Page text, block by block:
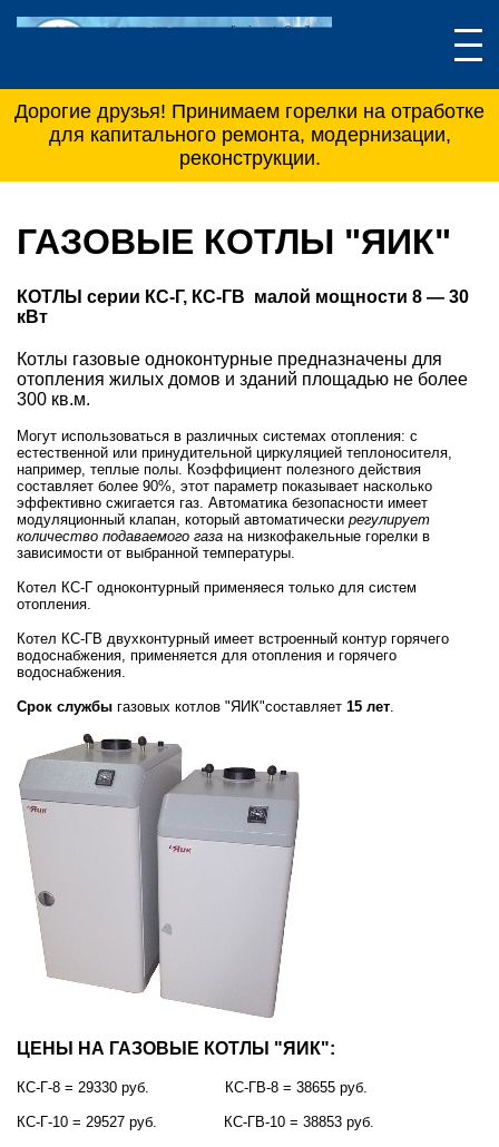
Дорогие друзья! Принимаем горелки на отработке
для капитального ремонта, модернизации,
реконструкции.
ГАЗОВЫЕ КОТЛЫ "ЯИК"
КОТЛЫ серии КС-Г, КС-ГВ малой мощности 8 — 30
кВт
Котлы газовые одноконтурные предназначены для
отопления жилых домов и зданий площадью не более
300 кв.м.
Могут использоваться в различных системах отопления: с
естественной или принудительной циркуляцией теплоносителя,
например, теплые полы. Коэффициент полезного действия
составляет более 90%, этот параметр показывает насколько
эффективно сжигается газ. Автоматика безопасности имеет
модуляционный клапан, который автоматически регулирует
количество подаваемого газа на низкофакельные горелки в
зависимости от выбранной температуры.
Котел КС-Г одноконтурный применяеся только для систем
отопления.
Котел КС-ГВ двухконтурный имеет встроенный контур горячего
водоснабжения, применяется для отопления и горячего
водоснабжения.
Срок службы газовых котлов "ЯИК"составляет 15 лет
ЦЕНЫ НА ГАЗОВЫЕ КОТЛЫ "ЯИК":
КС-Г-8 = 29330 руб. КС-ГВ-8 = 38655 руб.
КС-Г-10 = 29527 руб. КС-ГВ-10 = 38853 руб.